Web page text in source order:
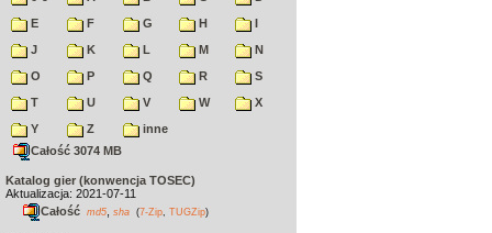
E
F G H
I
J
K L M
N
O
P Q R
S
T
U V W
X
Y
Z
inne
Całość 3074 MB
Katalog gier (konwencja TOSEC)
Aktualizacja: 2021-07-11
Całość md5 sha (7-Zip TUGZip)